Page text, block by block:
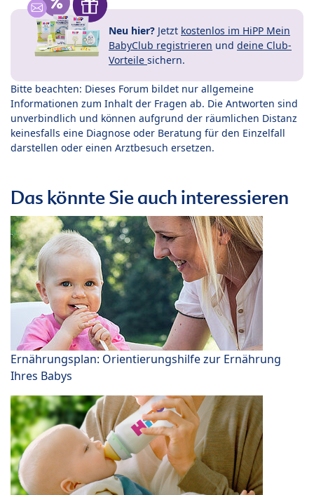
Neu hier? Jetzt kostenlos im HiPP Mein
BabyClub registrieren und deine Club-
Vorteile sichern.
Bitte beachten: Dieses Forum bildet nur allgemeine
Informationen zum Inhalt der Fragen ab. Die Antworten sind
unverbindlich und können aufgrund der räumlichen Distanz
keinesfalls eine Diagnose oder Beratung für den Einzelfall
darstellen oder einen Arztbesuch ersetzen.
Das könnte Sie auch interessieren
Ernährungsplan: Orientierungshilfe zur Ernährung
Ihres Babys